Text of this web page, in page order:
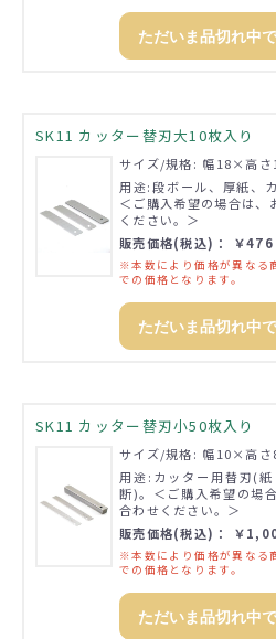
ただいま品切れ中で
SK11 カッター替刃大10枚入り
サイズ/規格: 幅18×高
用途:段ボール、厚紙、
＜ご購入希望の場合は、
ください。＞
販売価格(税込)： ￥476
※本数により価格が異なる
での価格となります。
ただいま品切れ中で
SK11 カッター替刃小50枚入り
サイズ/規格: 幅10×高
用途:カッター用替刃(
断)。＜ご購入希望の場
合わせください。＞
販売価格(税込)： ￥
※本数により価格が異なる
での価格となります。
ただいま品切れ中で